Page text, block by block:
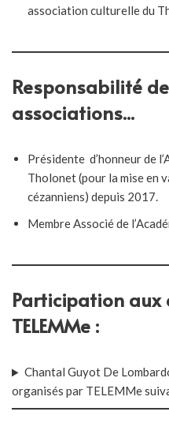
association culturelle du
Responsabilité
associations...
Présidente d’honneur de
Tholonet (pour la mise en
cézanniens) depuis 2017.
Membre Associé de
Participation aux
TELEMMe :
Chantal Guyot De
organisés par TELEMMe